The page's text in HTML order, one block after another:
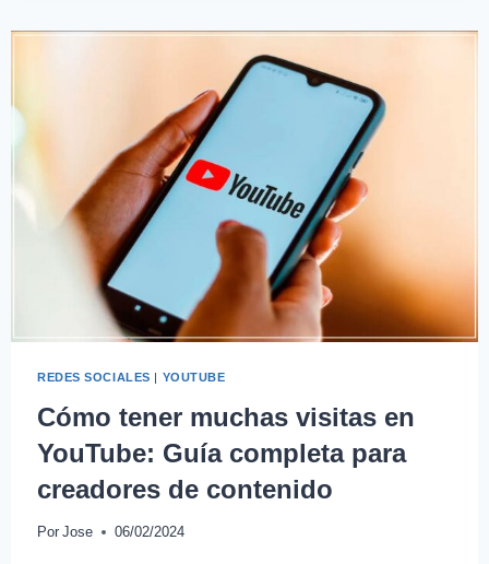
REDES SOCIALES | YOUTUBE
Cómo tener muchas visitas en
YouTube: Guía completa para
creadores de contenido
Por Jose 06/02/2024